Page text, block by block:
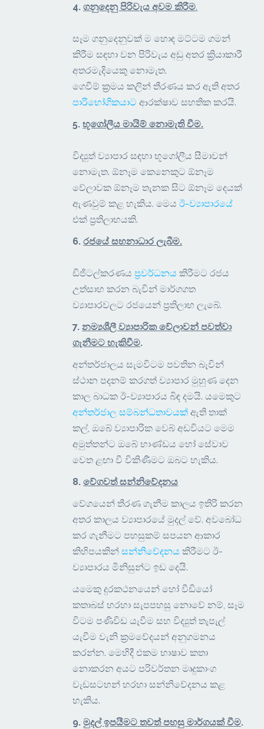
4.ගනුදෙනු පිරිවැය අවම කිරීම.
සෑම ගනුදෙනුවක් ම හොඳ මට්ටම ගමන්
කිරීම සඳහා වන පිරිවැය අඩු අතර ක්‍රියාකාරී
අතරමැදියෙකු නොමැත.
ගෙවීම් ක්‍රමය කලින් තීරණය කර ඇති අතර
පාරිභෝගිකයාට ආරක්ෂාව සහතික කරයි.
5.භූගෝලීය මායිම් නොමැති වීම.
විද්‍යුත් ව්‍යාපාර සඳහා භූගෝලීය සීමාවන්
නොමැත. ඕනෑම කෙනෙකුට ඕනෑම
වේලාවක ඕනෑම තැනක සිට ඕනෑම දෙයක්
ඇණවුම් කළ හැකිය. මෙයඊ-ව්‍යාපාරයේ
එක් ප්‍රතිලාභයකි.
6.රජයේ සහනාධාර ලැබීම.
ඩිජිටල්කරණය ප්‍රවර්ධනය කිරීමට රජය
උත්සාහ කරන බැවින් මාර්ගගත
ව්‍යාපාරවලට රජයෙන් ප්‍රතිලාභ ලැබේ.
7.නම්‍යශීලී ව්‍යාපාරික වේලාවන් පවත්වා
ගැනීමට හැකිවීම.
අන්තර්ජාලය සැමවිටම පවතින බැවින්
ස්ථාන පදනම් කරගත් ව්‍යාපාර මුහුණ දෙන
කාල බාධක ඊ-ව්‍යාපාරය බිඳ දමයි. යමෙකුට
අන්තර්ජාල සම්බන්ධතාවයක් ඇති තාක්
කල්, ඔබේ ව්‍යාපාරික වෙබ් අඩවියට මෙම
අමුත්තන්ට ඔබේ භාණ්ඩය හෝ සේවාව
වෙත ළඟා වී විකිණීමට ඔබට හැකිය.
8.වේගවත් සන්නිවේදනය
වේගයෙන් තීරණ ගැනීම කාලය ඉතිරි කරන
අතර කාලය ව්‍යාපාරයේ මුදල් වේ. අවබෝධ
කර ගැනීමට පහසුකම් සපයන ආකාර
කිහිපයකින්සන්නිවේදනය කිරීමට ඊ-
ව්‍යාපාරය මිනිසුන්ට ඉඩ දෙයි.
යමෙකු දුරකථනයෙන් හෝ වීඩියෝ
කතාබස් හරහා සැපපහසු නොවේ නම්, සෑම
විටම පණිවිඩ යැවීම සහ විද්‍යුත් තැපැල්
යැවීම වැනි ක්‍රමවේදයන් අනුගමනය
කරන්න. මෙහිදී එකම භාෂාව කතා
නොකරන අයට පරිවර්තන මෘදුකාංග
වැඩසටහන් හරහා සන්නිවේදනය කළ
හැකිය.
9.මුදල් ඉපයීමට තවත් පහසු මාර්ගයක් වීම.